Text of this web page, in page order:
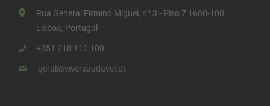
Rua General Firmino Miguel, nº 3 - Piso 7 1600-100
Lisboa, Portugal
+351 218 110 100
geral@viversaudavel.pt